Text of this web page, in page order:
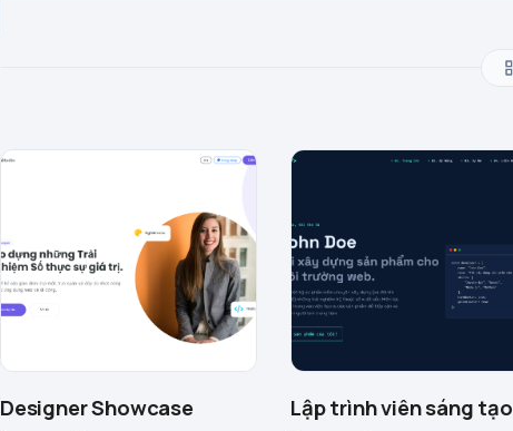
Designer Showcase Lập trình viên sáng tạo